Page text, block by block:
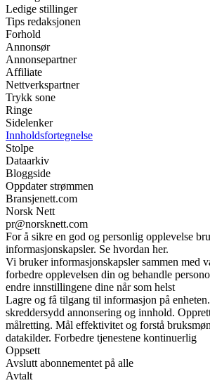
Ledige stillinger
Tips redaksjonen
Forhold
Annonsør
Annonsepartner
Affiliate
Nettverkspartner
Trykk sone
Ringe
Sidelenker
Innholdsfortegnelse
Stolpe
Dataarkiv
Bloggside
Oppdater strømmen
Bransjenett.com
Norsk Nett
pr@norsknett.com
For å sikre en god og personlig opplevelse
informasjonskapsler. Se hvordan her.
Vi bruker informasjonskapsler sammen med
forbedre opplevelsen din og behandle
endre innstillingene dine når som helst
Lagre og få tilgang til informasjon på
skreddersydd annonsering og innhold.
målretting. Mål effektivitet og forstå
datakilder. Forbedre tjenestene kontinuerlig
Oppsett
Avslutt abonnementet på alle
Avtalt